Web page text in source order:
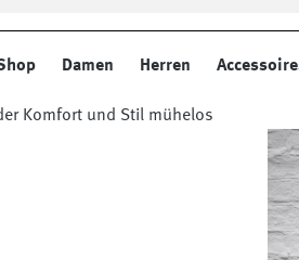
Damen Herren
Komfort und Stil mühelos